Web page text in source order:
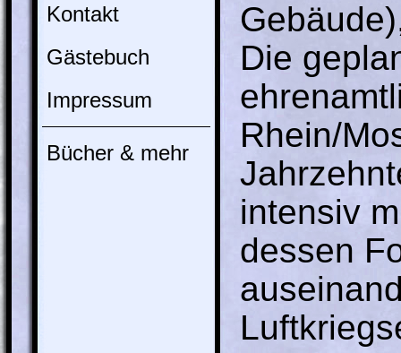
Kontakt
Gästebuch
Impressum
Bücher & mehr
Die
Rhein/
intensiv
dessen